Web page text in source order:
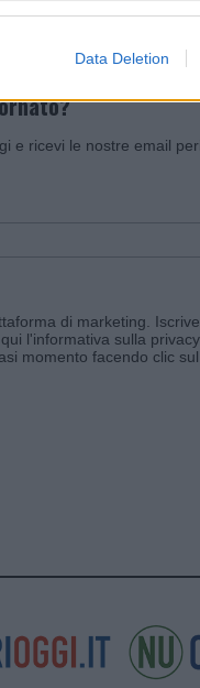
Data Deletion
e ricevi le nostre email
di marketing.
l'informativa sulla
momento facendo clic